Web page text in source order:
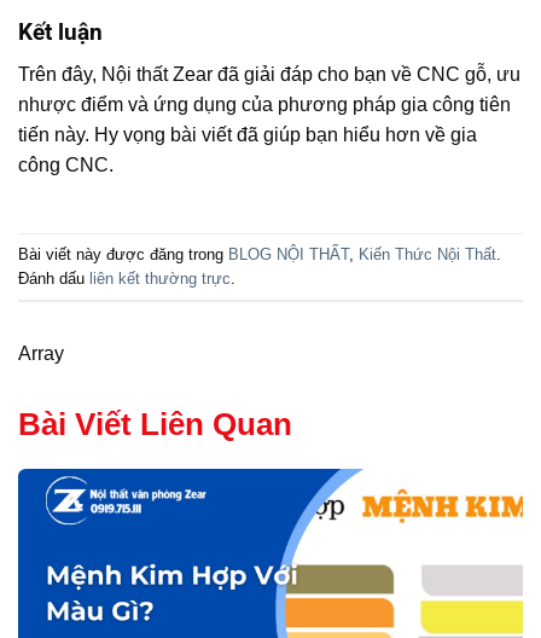
Kết luận
Trên đây, Nội thất Zear đã giải đáp cho bạn về CNC gỗ, ưu
nhược điểm và ứng dụng của phương pháp gia công tiên
tiến này. Hy vọng bài viết đã giúp bạn hiểu hơn về gia
công CNC.
Bài viết này được đăng trong BLOG NỘI THẤT, Kiến Thức Nội Thất
Đánh dấu liên kết thường trực
Array
Bài Viết Liên Quan